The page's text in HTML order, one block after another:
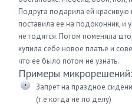
Подруга подарила ей
поставила ее на подоконник, и
не годятся. Потом поменяла
купила себе новое платье и
что ее было потом не узнать.
Примеры микрорешений:
Запрет на праздное
(т.е когда не по делу)